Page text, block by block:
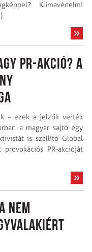
Klímavédelmi
PR-akció? A
– ezek a jelzők verték
a magyar sajtó egy
is szállító Global
PR-akcióját
nem